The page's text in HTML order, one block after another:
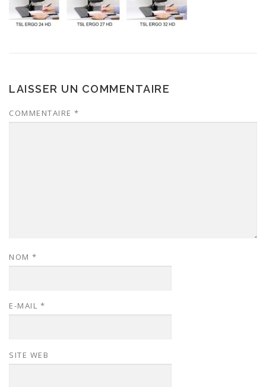
LAISSER UN COMMENTAIRE
COMMENTAIRE *
NOM *
E-MAIL *
SITE WEB